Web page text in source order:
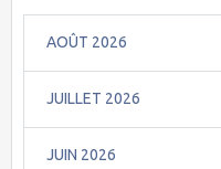
AOÛT 2026
JUILLET 2026
JUIN 2026